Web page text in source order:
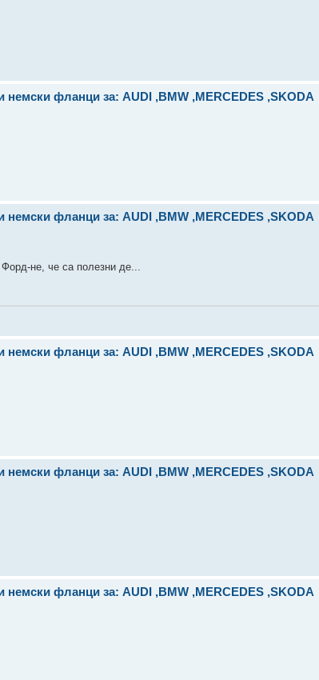
фланци за: AUDI ,BMW ,MERCEDES ,SKODA
фланци за: AUDI ,BMW ,MERCEDES ,SKODA
не, че са полезни де...
фланци за: AUDI ,BMW ,MERCEDES ,SKODA
фланци за: AUDI ,BMW ,MERCEDES ,SKODA
фланци за: AUDI ,BMW ,MERCEDES ,SKODA